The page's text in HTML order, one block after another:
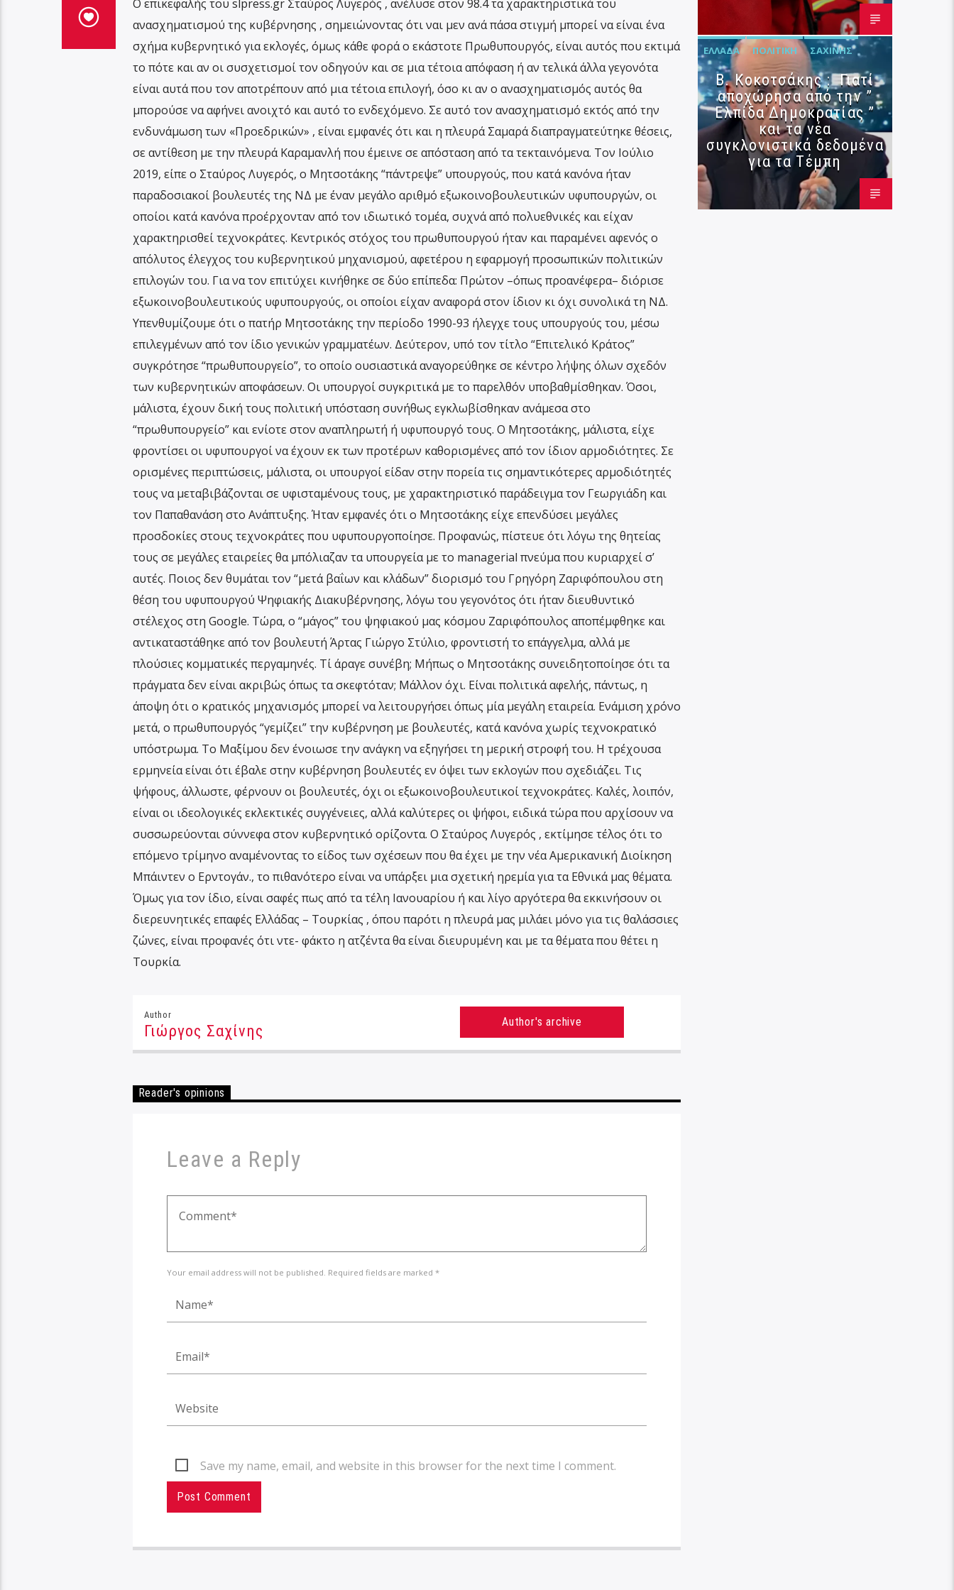
Ο επικεφαλής του slpress.gr Σταύρος Λυγερός , ανέλυσε στον 98.4 τα χαρακτηριστικά του
ανασχηματισμού της κυβέρνησης , σημειώνοντας ότι ναι μεν ανά πάσα στιγμή μπορεί να είναι ένα
σχήμα κυβερνητικό για εκλογές, όμως κάθε φορά ο εκάστοτε Πρωθυπουργός, είναι αυτός που εκτιμά
το πότε και αν οι συσχετισμοί τον οδηγούν και σε μια τέτοια απόφαση ή αν τελικά άλλα γεγονότα
είναι αυτά που τον αποτρέπουν από μια τέτοια επιλογή, όσο κι αν ο ανασχηματισμός αυτός θα
μπορούσε να αφήνει ανοιχτό και αυτό το ενδεχόμενο. Σε αυτό τον ανασχηματισμό εκτός από την
ενδυνάμωση των «Προεδρικών» , είναι εμφανές ότι και η πλευρά Σαμαρά διαπραγματεύτηκε θέσεις,
σε αντίθεση με την πλευρά Καραμανλή που έμεινε σε απόσταση από τα τεκταινόμενα. Τον Ιούλιο
2019, είπε ο Σταύρος Λυγερός, ο Μητσοτάκης “πάντρεψε” υπουργούς, που κατά κανόνα ήταν
παραδοσιακοί βουλευτές της ΝΔ με έναν μεγάλο αριθμό εξωκοινοβουλευτικών υφυπουργών, οι
οποίοι κατά κανόνα προέρχονταν από τον ιδιωτικό τομέα, συχνά από πολυεθνικές και είχαν
χαρακτηρισθεί τεχνοκράτες. Κεντρικός στόχος του πρωθυπουργού ήταν και παραμένει αφενός ο
απόλυτος έλεγχος του κυβερνητικού μηχανισμού, αφετέρου η εφαρμογή προσωπικών πολιτικών
επιλογών του. Για να τον επιτύχει κινήθηκε σε δύο επίπεδα: Πρώτον –όπως προανέφερα– διόρισε
εξωκοινοβουλευτικούς υφυπουργούς, οι οποίοι είχαν αναφορά στον ίδιον κι όχι συνολικά τη ΝΔ.
Υπενθυμίζουμε ότι ο πατήρ Μητσοτάκης την περίοδο 1990-93 ήλεγχε τους υπουργούς του, μέσω
επιλεγμένων από τον ίδιο γενικών γραμματέων. Δεύτερον, υπό τον τίτλο “Επιτελικό Κράτος”
συγκρότησε “πρωθυπουργείο”, το οποίο ουσιαστικά αναγορεύθηκε σε κέντρο λήψης όλων σχεδόν
των κυβερνητικών αποφάσεων. Οι υπουργοί συγκριτικά με το παρελθόν υποβαθμίσθηκαν. Όσοι,
μάλιστα, έχουν δική τους πολιτική υπόσταση συνήθως εγκλωβίσθηκαν ανάμεσα στο
“πρωθυπουργείο” και ενίοτε στον αναπληρωτή ή υφυπουργό τους. Ο Μητσοτάκης, μάλιστα, είχε
φροντίσει οι υφυπουργοί να έχουν εκ των προτέρων καθορισμένες από τον ίδιον αρμοδιότητες. Σε
ορισμένες περιπτώσεις, μάλιστα, οι υπουργοί είδαν στην πορεία τις σημαντικότερες αρμοδιότητές
τους να μεταβιβάζονται σε υφισταμένους τους, με χαρακτηριστικό παράδειγμα τον Γεωργιάδη και
τον Παπαθανάση στο Ανάπτυξης. Ήταν εμφανές ότι ο Μητσοτάκης είχε επενδύσει μεγάλες
προσδοκίες στους τεχνοκράτες που υφυπουργοποίησε. Προφανώς, πίστευε ότι λόγω της θητείας
τους σε μεγάλες εταιρείες θα μπόλιαζαν τα υπουργεία με το managerial πνεύμα που κυριαρχεί σ’
αυτές. Ποιος δεν θυμάται τον “μετά βαΐων και κλάδων” διορισμό του Γρηγόρη Ζαριφόπουλου στη
θέση του υφυπουργού Ψηφιακής Διακυβέρνησης, λόγω του γεγονότος ότι ήταν διευθυντικό
στέλεχος στη Google. Τώρα, ο “μάγος” του ψηφιακού μας κόσμου Ζαριφόπουλος αποπέμφθηκε και
αντικαταστάθηκε από τον βουλευτή Άρτας Γιώργο Στύλιο, φροντιστή το επάγγελμα, αλλά με
πλούσιες κομματικές περγαμηνές. Τί άραγε συνέβη; Μήπως ο Μητσοτάκης συνειδητοποίησε ότι τα
πράγματα δεν είναι ακριβώς όπως τα σκεφτόταν; Μάλλον όχι. Είναι πολιτικά αφελής, πάντως, η
άποψη ότι ο κρατικός μηχανισμός μπορεί να λειτουργήσει όπως μία μεγάλη εταιρεία. Ενάμιση χρόνο
μετά, ο πρωθυπουργός “γεμίζει” την κυβέρνηση με βουλευτές, κατά κανόνα χωρίς τεχνοκρατικό
υπόστρωμα. Το Μαξίμου δεν ένοιωσε την ανάγκη να εξηγήσει τη μερική στροφή του. Η τρέχουσα
ερμηνεία είναι ότι έβαλε στην κυβέρνηση βουλευτές εν όψει των εκλογών που σχεδιάζει. Τις
ψήφους, άλλωστε, φέρνουν οι βουλευτές, όχι οι εξωκοινοβουλευτικοί τεχνοκράτες. Καλές, λοιπόν,
είναι οι ιδεολογικές εκλεκτικές συγγένειες, αλλά καλύτερες οι ψήφοι, ειδικά τώρα που αρχίσουν να
συσσωρεύονται σύννεφα στον κυβερνητικό ορίζοντα. Ο Σταύρος Λυγερός , εκτίμησε τέλος ότι το
επόμενο τρίμηνο αναμένοντας το είδος των σχέσεων που θα έχει με την νέα Αμερικανική Διοίκηση
Μπάιντεν ο Ερντογάν., το πιθανότερο είναι να υπάρξει μια σχετική ηρεμία για τα Εθνικά μας θέματα.
Όμως για τον ίδιο, είναι σαφές πως από τα τέλη Ιανουαρίου ή και λίγο αργότερα θα εκκινήσουν οι
διερευνητικές επαφές Ελλάδας – Τουρκίας , όπου παρότι η πλευρά μας μιλάει μόνο για τις θαλάσσιες
ζώνες, είναι προφανές ότι ντε- φάκτο η ατζέντα θα είναι διευρυμένη και με τα θέματα που θέτει η
Τουρκία.
Author
Γιώργος Σαχίνης Author's archive
Reader's opinions
Leave a Reply
Your email address will not be published. Required fields are marked *
Save my name, email, and website in this browser for the next time I comment.
ΕΛΛΆΔΑ ΠΟΛΙΤΙΚΉ ΣΑΧΊΝΗΣ
Β. Κοκοτσάκης : Γιατί
αποχώρησα από την ”
Ελπίδα Δημοκρατίας ”
και τα νέα
συγκλονιστικά δεδομένα
για τα Τέμπη